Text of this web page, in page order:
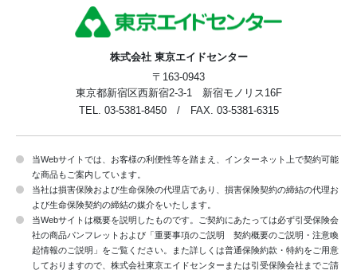
株式会社 東京エイドセンター
〒163-0943
東京都新宿区西新宿2-3-1 新宿モノリス16F
TEL. 03-5381-8450 / FAX. 03-5381-6315
当Webサイトでは、お客様の利便性等を踏まえ、インターネット上で契約可能
な商品もご案内しています。
当社は損害保険および生命保険の代理店であり、損害保険契約の締結の代理お
よび生命保険契約の締結の媒介をいたします。
当Webサイトは概要を説明したものです。ご契約にあたっては必ず引受保険会
社の商品パンフレットおよび「重要事項のご説明 契約概要のご説明・注意喚
起情報のご説明」をご覧ください。また詳しくは普通保険約款・特約をご用意
しておりますので、株式会社東京エイドセンターまたは引受保険会社までご請